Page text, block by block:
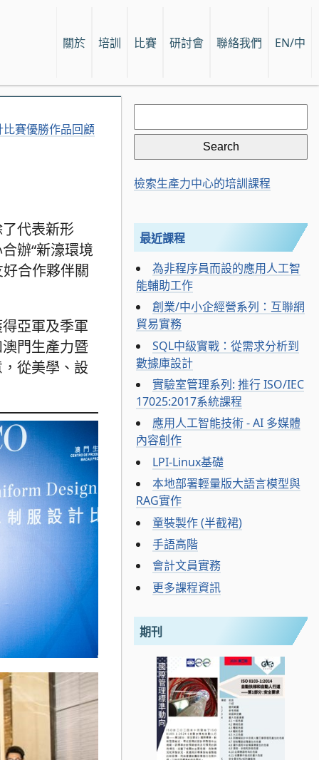
關於 培訓 比賽 研討會 聯絡我們 EN/中
比賽優勝作品回顧
代表新形
辦“新濠環境
合作夥伴關
亞軍及季軍
門生產力暨
從美學、設
Search
for:
檢索生產力中心的培訓課程
最近課程
為非程序員而設的應用人工智
能輔助工作
創業/中小企經營系列：互聯網
貿易實務
SQL中級實戰：從需求分析到
數據庫設計
實驗室管理系列: 推行 ISO/IEC
17025:2017系統課程
應用人工智能技術 - AI 多媒體
內容創作
LPI-Linux基礎
本地部署輕量版大語言模型與
RAG實作
童裝製作 (半截裙)
手語高階
會計文員實務
更多課程資訊
期刊